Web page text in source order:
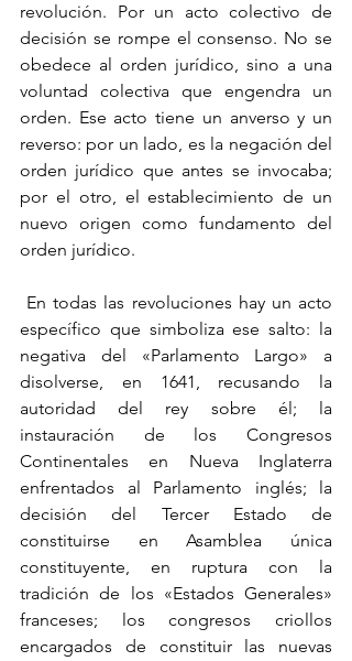
revolución. Por un acto colectivo de
decisión se rompe el consenso. No se
obedece al orden jurídico, sino a una
voluntad colectiva que engendra un
orden. Ese acto tiene un anverso y un
reverso: por un lado, es la negación del
orden jurídico que antes se invocaba;
por el otro, el establecimiento de un
nuevo origen como fundamento del
orden jurídico.
específico que simboliza ese salto: la
negativa del «Parlamento Largo» a
disolverse, en 1641, recusando la
autoridad del rey sobre él; la
instauración de los Congresos
Continentales en Nueva Inglaterra
enfrentados al Parlamento inglés; la
decisión del Tercer Estado de
constituirse en Asamblea única
constituyente, en ruptura con la
tradición de los «Estados Generales»
franceses; los congresos criollos
encargados de constituir las nuevas